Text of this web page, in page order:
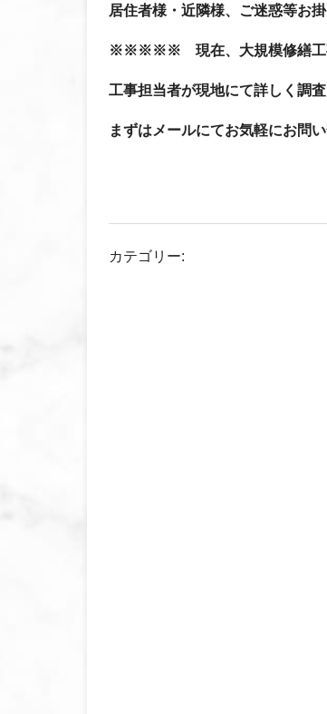
居住者様・近隣様、ご迷惑等お
※※※※※ 現在、大規模修繕工
工事担当者が現地にて詳しく調
まずはメールにてお気軽にお問
カテゴリー: